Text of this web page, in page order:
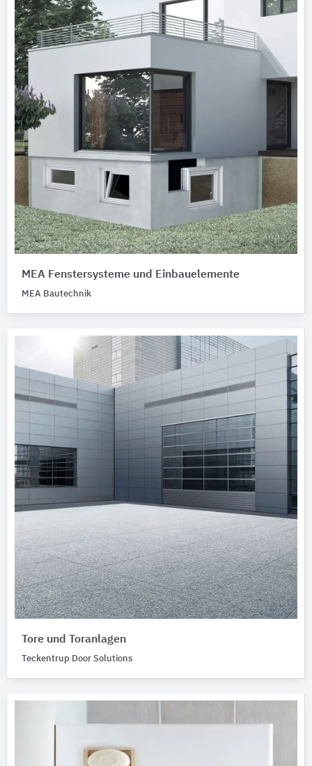
MEA Fenstersysteme und Einbauelemente
MEA Bautechnik
Tore und Toranlagen
Teckentrup Door Solutions